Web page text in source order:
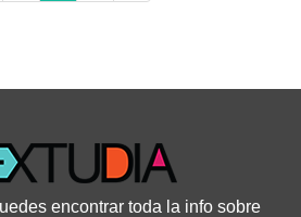
encontrar toda la info sobre